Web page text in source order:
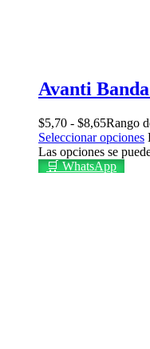
Avanti
$5,70 - $8,65Rango
Seleccionar opciones
Las opciones se
🛒 WhatsApp